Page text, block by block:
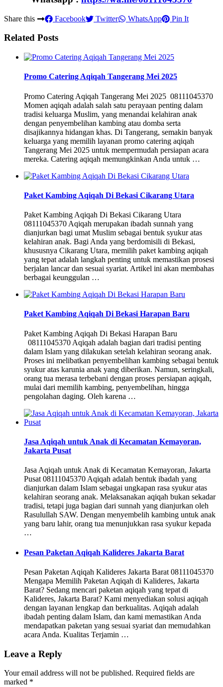
Share this Facebook Twitter WhatsApp Pin It
Related Posts
Promo Catering Aqiqah Tangerang Mei 2025
Promo Catering Aqiqah Tangerang Mei 2025 08111045370
Momen aqiqah adalah salah satu perayaan penting dalam
tradisi keluarga Muslim, yang menandai kelahiran anak
dengan penyembelihan kambing atau domba serta
disajikannya hidangan khas. Di Tangerang, semakin banyak
keluarga yang memilih layanan promo catering aqiqah
Tangerang Mei 2025 untuk mempermudah persiapan acara
mereka. Catering aqiqah memungkinkan Anda untuk …
Paket Kambing Aqiqah Di Bekasi Cikarang Utara
Paket Kambing Aqiqah Di Bekasi Cikarang Utara
08111045370 Aqiqah merupakan ibadah sunnah yang
dianjurkan bagi umat Muslim sebagai bentuk syukur atas
kelahiran anak. Bagi Anda yang berdomisili di Bekasi,
khususnya Cikarang Utara, memilih paket kambing aqiqah
yang tepat adalah langkah penting untuk memastikan prosesi
berjalan lancar dan sesuai syariat. Artikel ini akan membahas
berbagai keunggulan …
Paket Kambing Aqiqah Di Bekasi Harapan Baru
Paket Kambing Aqiqah Di Bekasi Harapan Baru
08111045370 Aqiqah adalah bagian dari tradisi penting
dalam Islam yang dilakukan setelah kelahiran seorang anak.
Proses ini melibatkan penyembelihan kambing sebagai bentuk
syukur atas karunia anak yang diberikan. Namun, seringkali,
orang tua merasa terbebani dengan proses persiapan aqiqah,
mulai dari memilih kambing, penyembelihan, hingga
pengolahan daging. Oleh karena …
Jasa Aqiqah untuk Anak di Kecamatan Kemayoran,
Jakarta Pusat
Jasa Aqiqah untuk Anak di Kecamatan Kemayoran, Jakarta
Pusat 08111045370 Aqiqah adalah bentuk ibadah yang
dianjurkan dalam Islam sebagai ungkapan rasa syukur atas
kelahiran seorang anak. Melaksanakan aqiqah bukan sekadar
tradisi, tetapi juga bagian dari sunnah yang dianjurkan oleh
Rasulullah SAW. Dengan menyembelih kambing untuk anak
yang baru lahir, orang tua menunjukkan rasa syukur kepada
…
Pesan Paketan Aqiqah Kalideres Jakarta Barat
Pesan Paketan Aqiqah Kalideres Jakarta Barat 08111045370
Mengapa Memilih Paketan Aqiqah di Kalideres, Jakarta
Barat? Sedang mencari paketan aqiqah yang tepat di
Kalideres, Jakarta Barat? Kami menyediakan solusi aqiqah
dengan layanan lengkap dan berkualitas. Aqiqah adalah
ibadah penting dalam Islam, dan kami memastikan Anda
mendapatkan paketan yang sesuai syariat dan memudahkan
acara Anda. Kualitas Terjamin …
Leave a Reply
Your email address will not be published. Required fields are
marked *